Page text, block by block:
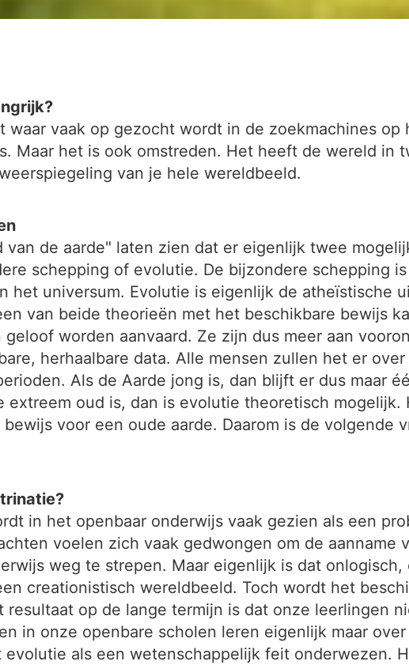
vaak op gezocht wordt in de zoekmachines op
Maar het is ook omstreden. Het heeft de wereld in
van je hele wereldbeeld.
de aarde" laten zien dat er eigenlijk twee
schepping of evolutie. De bijzondere schepping
het universum. Evolutie is eigenlijk de atheïstische
van beide theorieën met het beschikbare bewijs
worden aanvaard. Ze zijn dus meer aan
herhaalbare data. Alle mensen zullen het er
Als de Aarde jong is, dan blijft er dus maar
extreem oud is, dan is evolutie theoretisch mogelijk.
voor een oude aarde. Daarom is de volgende
in het openbaar onderwijs vaak gezien als een
voelen zich vaak gedwongen om de aanname
weg te strepen. Maar eigenlijk is dat
creationistisch wereldbeeld. Toch wordt het
op de lange termijn is dat onze leerlingen
in onze openbare scholen leren eigenlijk maar
als een wetenschappelijk feit onderwezen.